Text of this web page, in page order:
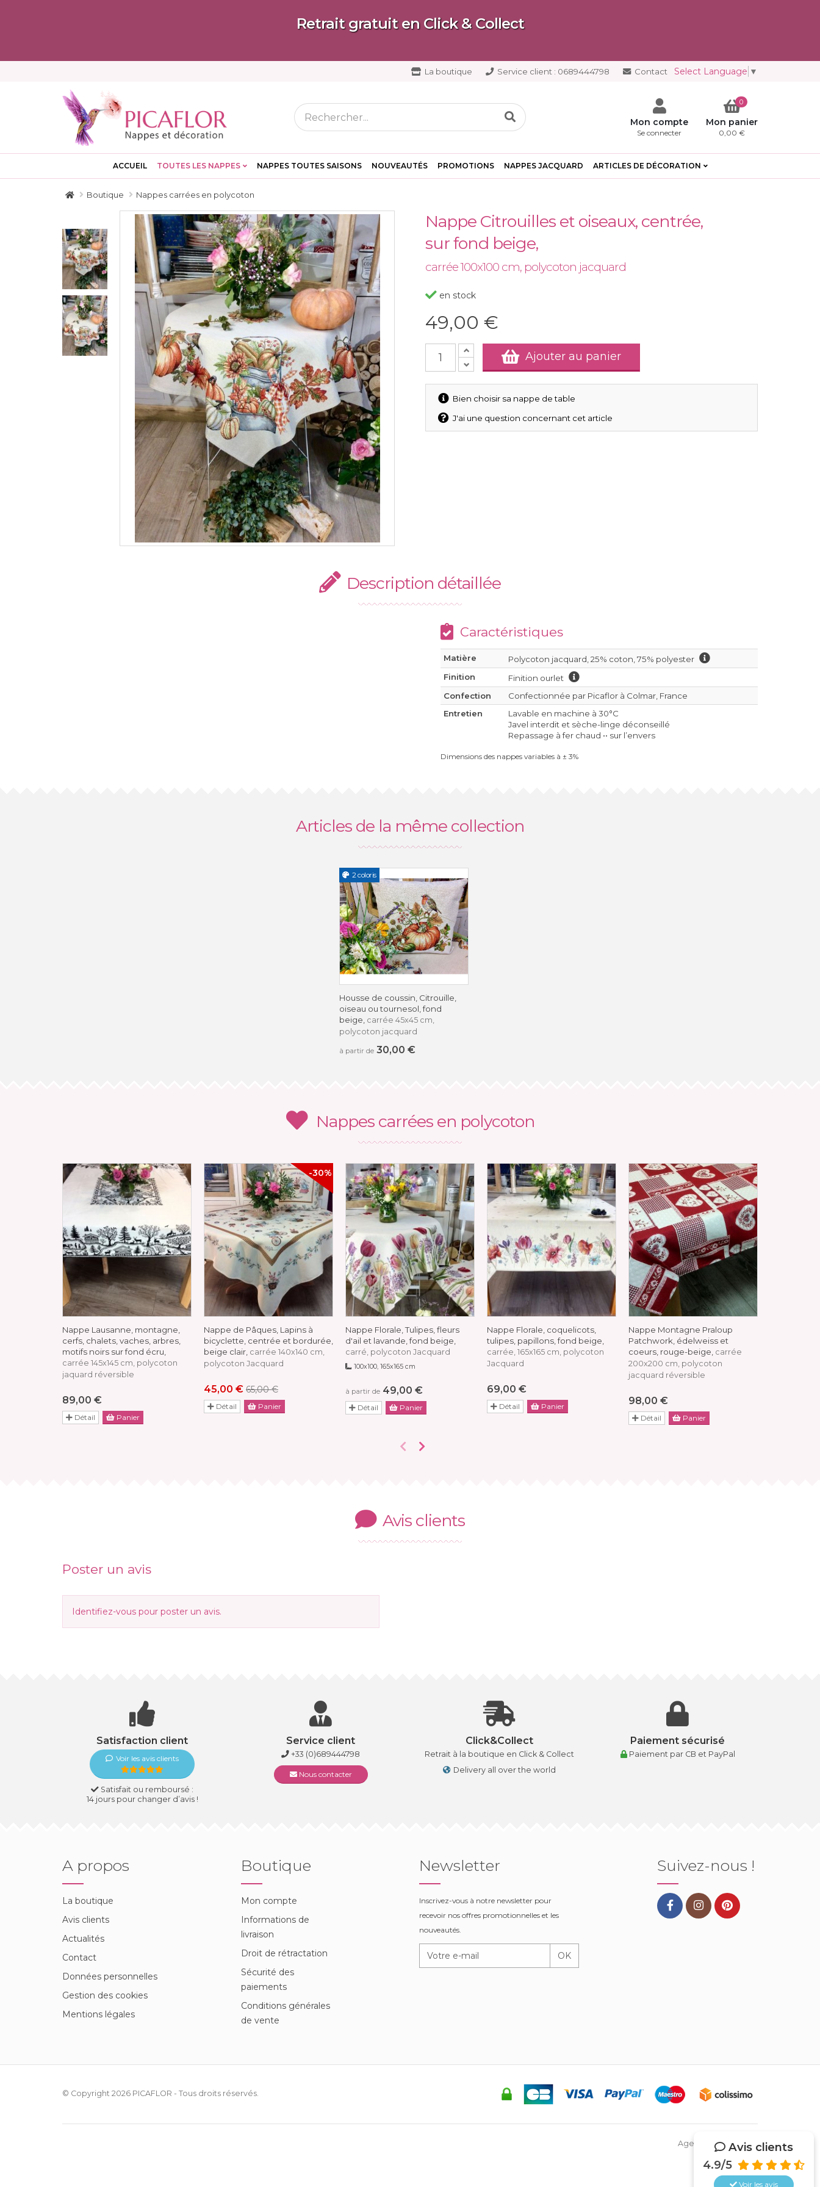
Retrait gratuit en Click & Collect
Select Language ▼
La boutique Service client : 0689444798 Contact
Mon compte
Se connecter
0
Mon panier
0,00 €
ACCUEIL TOUTES LES NAPPES NAPPES TOUTES SAISONS NOUVEAUTÉS PROMOTIONS NAPPES JACQUARD ARTICLES DE DÉCORATION
Boutique Nappes carrées en polycoton
Nappe Citrouilles et oiseaux, centrée,
sur fond beige,
carrée 100x100 cm, polycoton jacquard
en stock
49,00 €
Ajouter au panier
Bien choisir sa nappe de table
J'ai une question concernant cet article
Description détaillée
Caractéristiques
Matière
Polycoton jacquard, 25% coton, 75% polyester
Finition
Finition ourlet
Confection
Confectionnée par Picaflor à Colmar, France
Entretien
Lavable en machine à 30°C
Javel interdit et sèche-linge déconseillé
Repassage à fer chaud •• sur l’envers
Dimensions des nappes variables à ± 3%
Articles de la même collection
2 coloris
Housse de coussin, Citrouille,
oiseau ou tournesol, fond
beige, carrée 45x45 cm,
polycoton jacquard
à partir de 30,00 €
Nappes carrées en polycoton
Nappe Lausanne, montagne,
cerfs, chalets, vaches, arbres,
motifs noirs sur fond écru,
carrée 145x145 cm, polycoton
jaquard réversible
89,00 €
Détail Panier
-30%
Nappe de Pâques, Lapins à
bicyclette, centrée et bordurée,
beige clair, carrée 140x140 cm,
polycoton Jacquard
45,00 € 65,00 €
Détail Panier
Nappe Florale, Tulipes, fleurs
d'ail et lavande, fond beige,
carré, polycoton Jacquard
100x100, 165x165 cm
à partir de 49,00 €
Détail Panier
Nappe Florale, coquelicots,
tulipes, papillons, fond beige,
carrée, 165x165 cm, polycoton
Jacquard
69,00 €
Détail Panier
Nappe Montagne Praloup
Patchwork, édelweiss et
coeurs, rouge-beige, carrée
200x200 cm, polycoton
jacquard réversible
98,00 €
Détail Panier
Avis clients
Poster un avis
Identifiez-vous pour poster un avis.
Satisfaction client
Voir les avis clients
Satisfait ou remboursé :
14 jours pour changer d’avis !
Service client
+33 (0)689444798
Nous contacter
Click&Collect
Retrait à la boutique en Click & Collect
Delivery all over the world
Paiement sécurisé
Paiement par CB et PayPal
Avis clients
4.9/5
Voir les avis
A propos
La boutique
Avis clients
Actualités
Contact
Données personnelles
Gestion des cookies
Mentions légales
Boutique
Mon compte
Informations de
livraison
Droit de rétractation
Sécurité des
paiements
Conditions générales
de vente
Newsletter
Inscrivez-vous à notre newsletter pour
recevoir nos offres promotionnelles et les
nouveautés.
OK
Suivez-nous !
© Copyright 2026 PICAFLOR - Tous droits réservés.
Agence Web Netsys